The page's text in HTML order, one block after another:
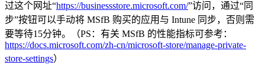
过这个网址“https://businessstore.microsoft.com/”访问，通过“同
步”按钮可以手动将 MSfB 购买的应用与 Intune 同步，否则需
要等待15分钟。（PS：有关 MSfB 的性能指标可参考：
https://docs.microsoft.com/zh-cn/microsoft-store/manage-private-
store-settings）